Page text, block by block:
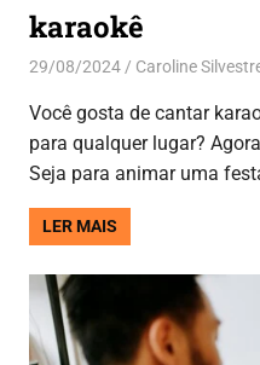
karaokê
29/08/2024 Caroline
Você gosta de cantar
para qualquer lugar?
Seja para animar uma
LER MAIS